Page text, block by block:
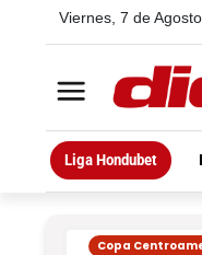
Viernes, 7 de Agosto
Liga Hondubet
Copa